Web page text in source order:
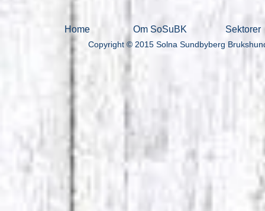
Copyright © 2015 Solna Sundbyberg
Home Om SoSuBK Sektorer